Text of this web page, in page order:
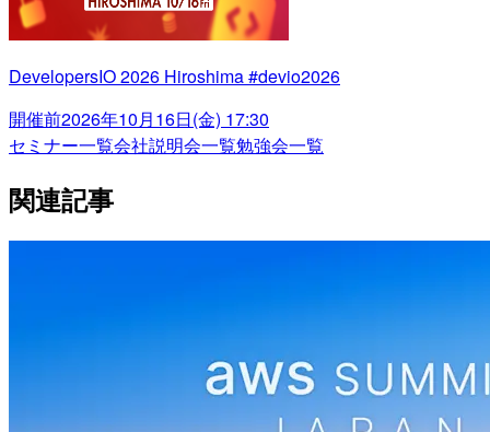
DevelopersIO 2026 Hiroshima #devio2026
開催前2026年10月16日(金) 17:30
セミナー一覧会社説明会一覧勉強会一覧
関連記事